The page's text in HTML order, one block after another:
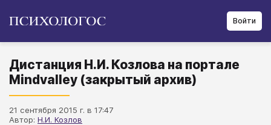
Войти
Дистанция Н.И. Козлова на портале
Mindvalley (закрытый архив)
21 сентября 2015 г. в 17:47
Автор: Н.И. Козлов